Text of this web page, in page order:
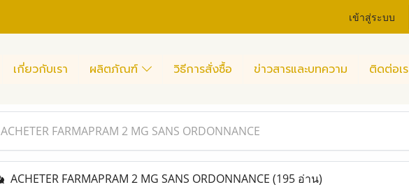
เข้าสู่ระบบ
เกี่ยวกับเรา ผลิตภัณฑ์ วิธีการสั่งซื้อ ข่าวสารและบทความ ติดต่อเ
ACHETER FARMAPRAM 2 MG SANS ORDONNANCE
ACHETER FARMAPRAM 2 MG SANS ORDONNANCE (195 อ่าน)